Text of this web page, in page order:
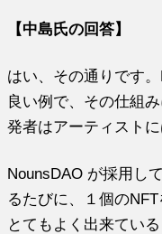
【中島氏の回答】
はい、その通りです
良い例で、その仕組
発者はアーティスト
NounsDAO が採用し
るたびに、１個の
とてもよく出来てい